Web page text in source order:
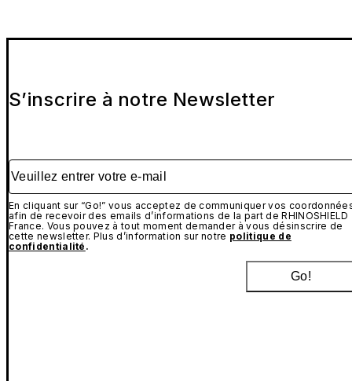
S’inscrire à notre Newsletter
Veuillez entrer votre e-mail
En cliquant sur “Go!” vous acceptez de communiquer vos
afin de recevoir des emails d’informations de la part de RHINOSHIELD
France. Vous pouvez à tout moment demander à vous désinscrire de
cette newsletter. Plus d’information sur notre politique de
confidentialité .
Go!